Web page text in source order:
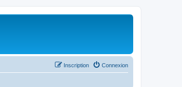
Connexion
Inscription